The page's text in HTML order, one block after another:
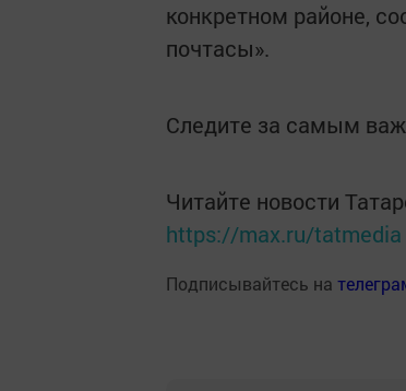
конкретном районе,
почтасы».
Следите за самым
Читайте новости
https://max.ru/tatmedia
Подписывайтесь на